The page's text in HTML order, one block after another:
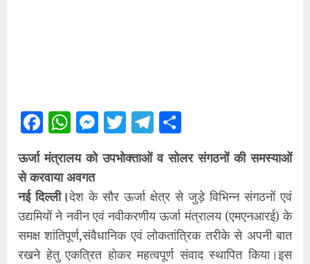
Facebook
WhatsApp
Messenger
TwitterTelegram
ऊर्जा मंत्रालय को उपभोक्ताओं व सोलर संगठनों की समस्याओं
से करवाया अवगत
नई दिल्ली।देश के सौर ऊर्जा क्षेत्र से जुड़े विभिन्न संगठनों एवं
उद्यमियों ने नवीन एवं नवीकरणीय ऊर्जा मंत्रालय (एमएनआरई) के
समक्ष शांतिपूर्ण,संवैधानिक एवं लोकतांत्रिक तरीके से अपनी बात
रखने हेतु एकत्रित होकर महत्वपूर्ण संवाद स्थापित किया।इस